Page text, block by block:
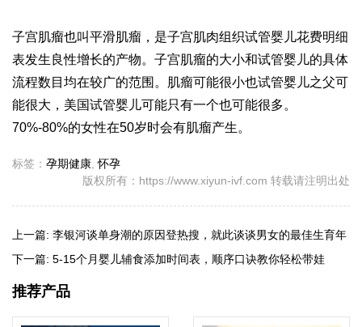
子宫肌瘤也叫平滑肌瘤，是子宫肌肉组织试管婴儿花费明细
表发生良性增长的产物。子宫肌瘤的大小和试管婴儿的具体
流程数目均在较广的范围。肌瘤可能很小也试管婴儿之父可
能很大，美国试管婴儿可能只有一个也可能很多。
70%-80%的女性在50岁时会有肌瘤产生。
标签： 孕期健康,怀孕
版权所有：https://www.xiyun-ivf.com 转载请注明出处
上一篇: 李银河谈单身潮的原因登热搜，就此谈谈男女的最佳生育年
龄
下一篇: 5-15个月婴儿辅食添加时间表，顺序口诀教你轻松带娃
推荐产品